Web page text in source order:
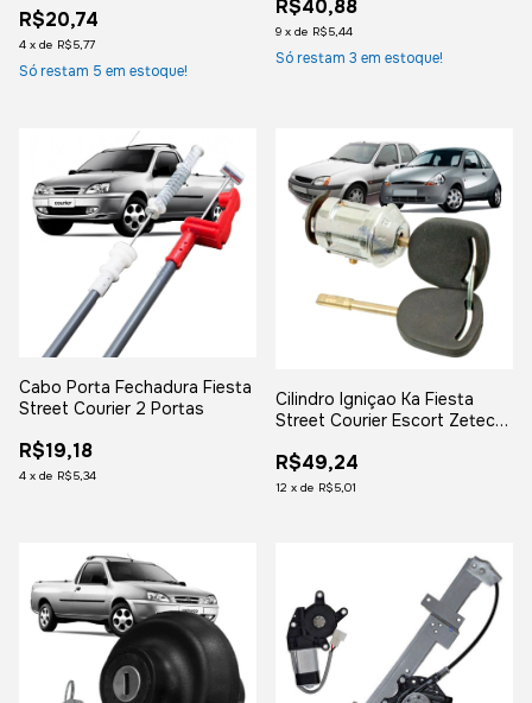
R$20,74
4 x de R$5,77
Só restam 5 em estoque!
Lado Direito
R$40,88
9 x de R$5,44
Só restam 3 em estoque!
Cabo Porta Fechadura Fiesta
Street Courier 2 Portas
R$19,18
4 x de R$5,34
Cilindro Igniçao Ka Fiesta
Street Courier Escort Zetec
2002
R$49,24
12 x de R$5,01